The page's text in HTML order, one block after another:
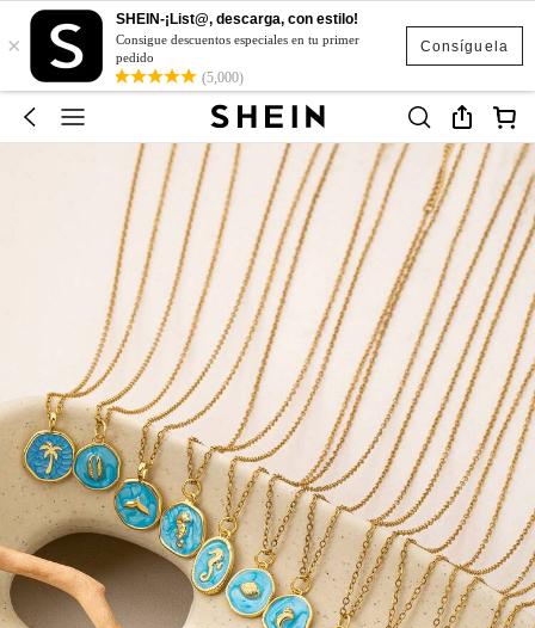
Consíguela
×
SHEIN-¡List@, descarga, con estilo!
Consigue descuentos especiales en tu primer
pedido
(5,000)